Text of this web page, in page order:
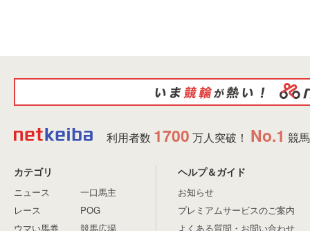
利用者数 1700 万人突破！ No.1 競
カテゴリ
ニュース
レース
ウマい馬券
一口馬主
POG
競馬広場
ヘルプ＆ガイド
お知らせ
プレミアムサービスのご案内
よくある質問・お問い合わせ